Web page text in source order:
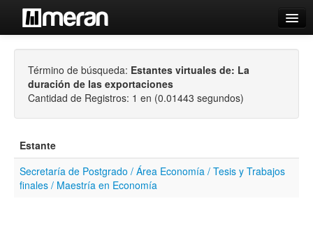
Búsqueda Avanzada
Estantes Virtuales
Contacto
Término de búsqueda: Estantes virtuales de: La
duración de las exportaciones
Cantidad de Registros: 1 en (0.01443 segundos)
Estante
Secretaría de Postgrado / Área Economía / Tesis y Trabajos
finales / Maestría en Economía